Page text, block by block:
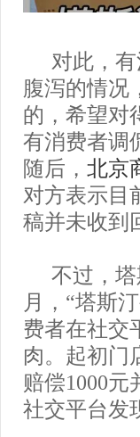
对此，
腹泻的情况
的，希望对
有消费者调
随后， 北京
对方表示目
稿并未收到
不过，
月，“塔斯
费者在社交
肉。起初门
赔偿1000
社交平台发